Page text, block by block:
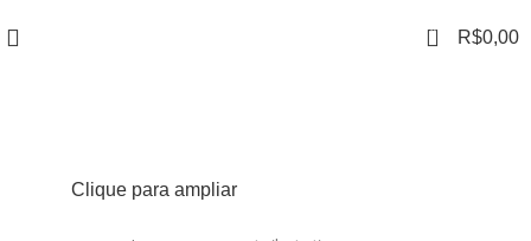
0 R$0,00
Clique para ampliar